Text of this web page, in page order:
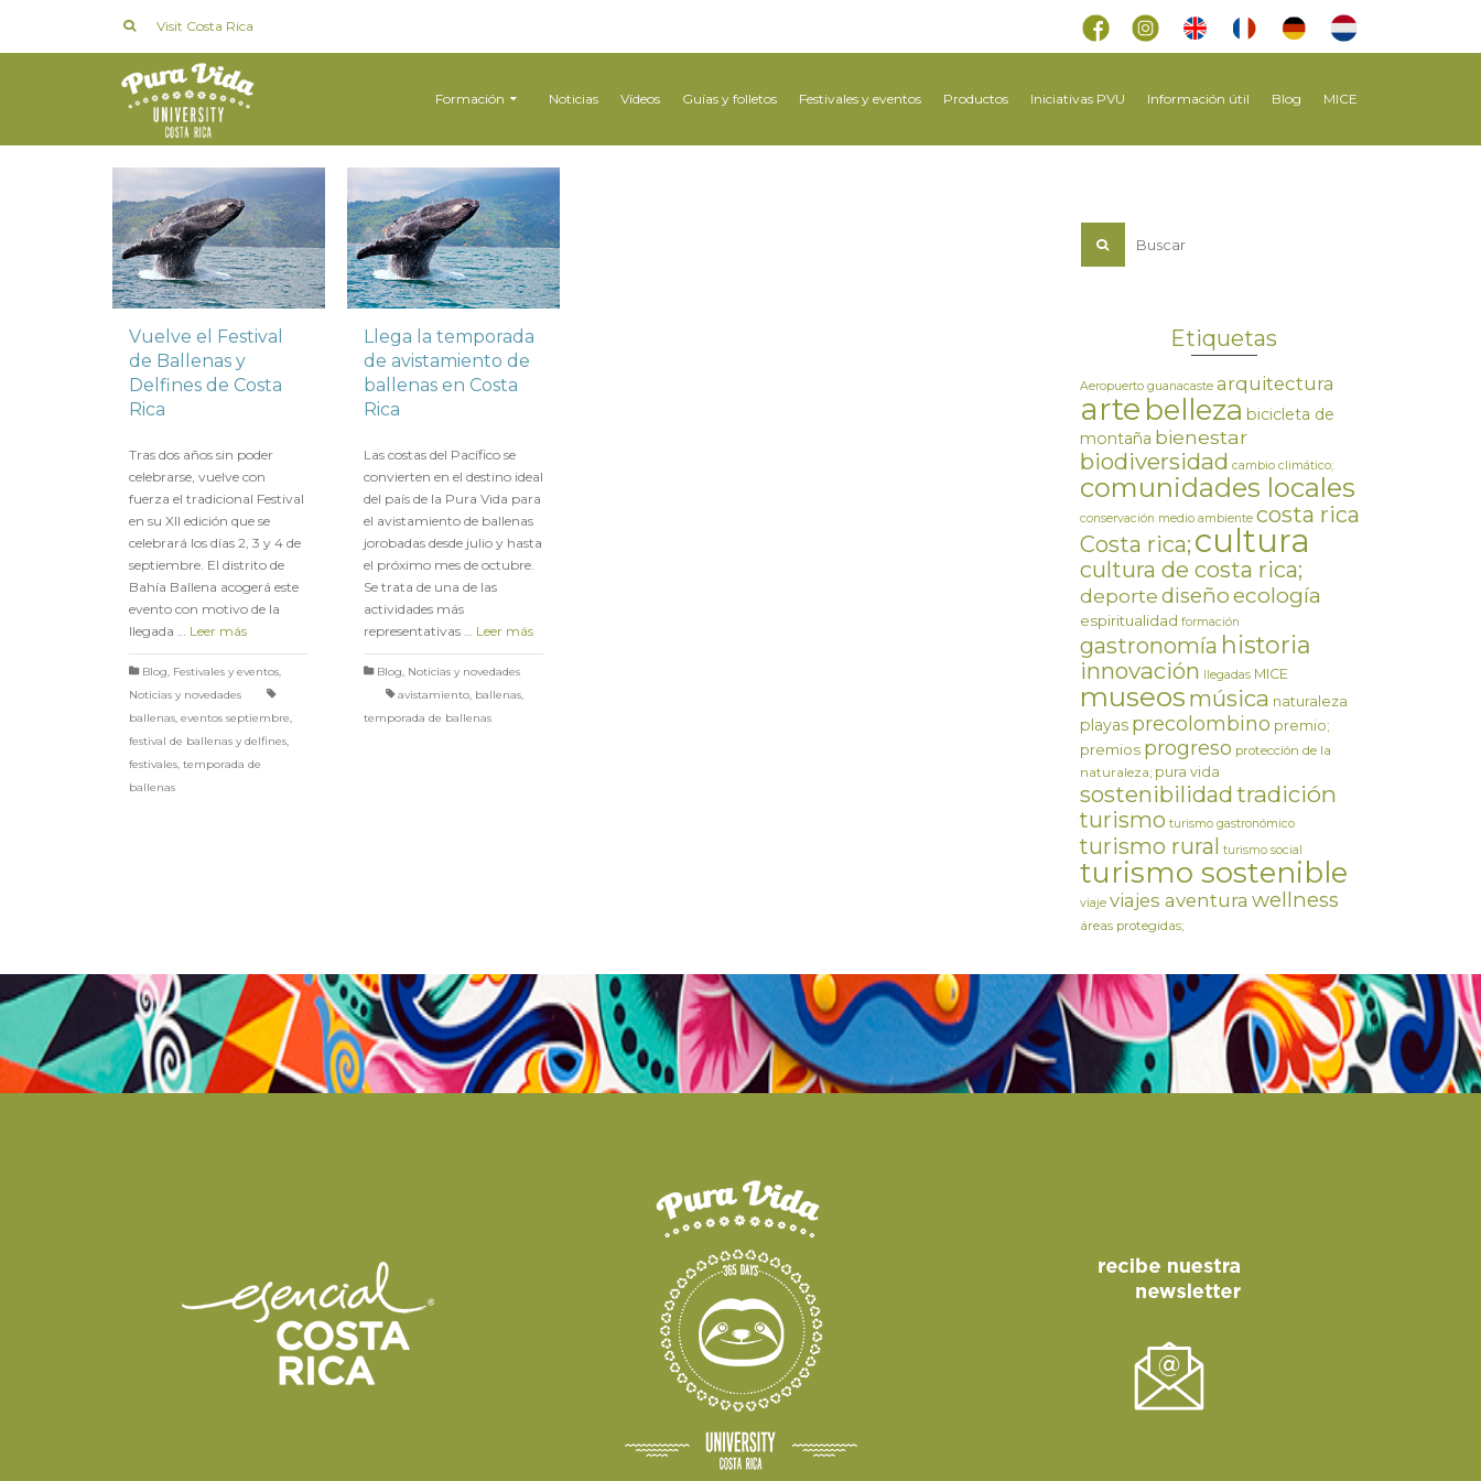
Visit Costa Rica
Formación Noticias Vídeos Guías y folletos Festivales y eventos Productos Iniciativas PVU Información útil Blog MICE
Vuelve el Festival
de Ballenas y
Delfines de Costa
Rica
Tras dos años sin poder
celebrarse, vuelve con
fuerza el tradicional Festival
en su XII edición que se
celebrará los días 2, 3 y 4 de
septiembre. El distrito de
Bahía Ballena acogerá este
evento con motivo de la
llegada … Leer más
Blog, Festivales y eventos,
Noticias y novedades
ballenas, eventos septiembre,
festival de ballenas y delfines,
festivales, temporada de
ballenas
Llega la temporada
de avistamiento de
ballenas en Costa
Rica
Las costas del Pacífico se
convierten en el destino ideal
del país de la Pura Vida para
el avistamiento de ballenas
jorobadas desde julio y hasta
el próximo mes de octubre.
Se trata de una de las
actividades más
representativas … Leer más
Blog, Noticias y novedades
avistamiento, ballenas,
temporada de ballenas
Etiquetas
Aeropuerto guanacaste arquitectura
arte belleza bicicleta de
montaña bienestar
biodiversidad cambio climático;
comunidades locales
conservación medio ambiente costa rica
Costa rica; cultura
cultura de costa rica;
deportediseñoecología
espiritualidad formación
gastronomía historia
innovación llegadas MICE
museos música naturaleza
playas precolombino premio;
premios progreso protección de la
naturaleza; pura vida
sostenibilidadtradición
turismo turismo gastronómico
turismo rural turismo social
turismo sostenible
viaje viajes aventura wellness
áreas protegidas;